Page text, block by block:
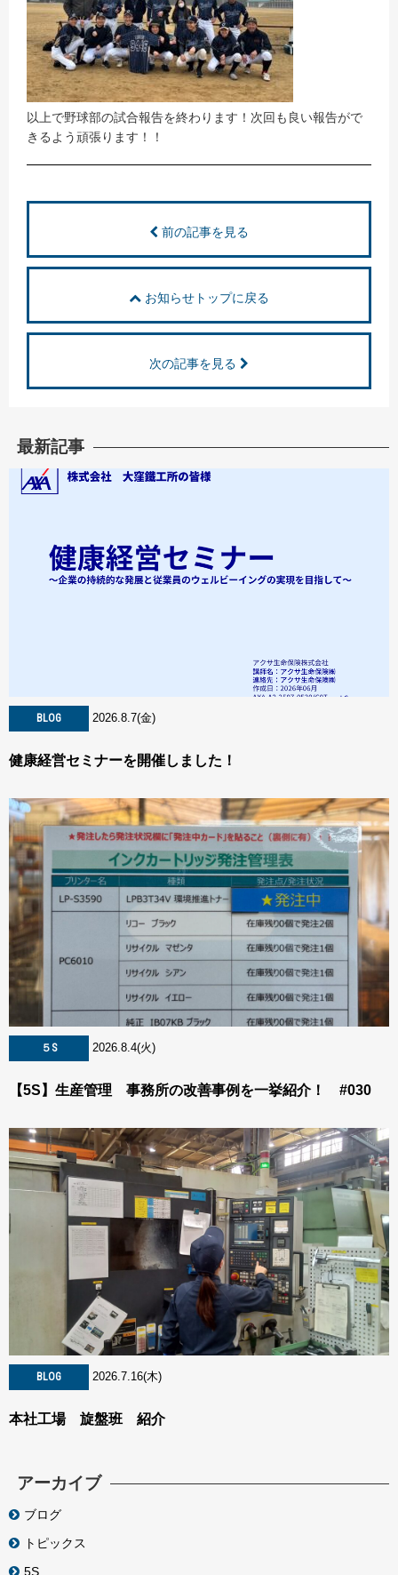
以上で野球部の試合報告を終わります！次回も良い報告がで
きるよう頑張ります！！
前の記事を見る
お知らせトップに戻る
次の記事を見る
最新記事
BLOG 2026.8.7(金)
健康経営セミナーを開催しました！
５S 2026.8.4(火)
【5S】生産管理 事務所の改善事例を一挙紹介！ #030
BLOG 2026.7.16(木)
本社工場 旋盤班 紹介
アーカイブ
ブログ
トピックス
5S